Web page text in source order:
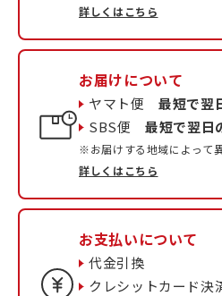
詳しくはこちら
お届けについて
ヤマト便最短で翌
SBS便最短で翌日
※お届けする地域によって異
詳しくはこちら
お支払いについて
代金引換
クレシットカード決